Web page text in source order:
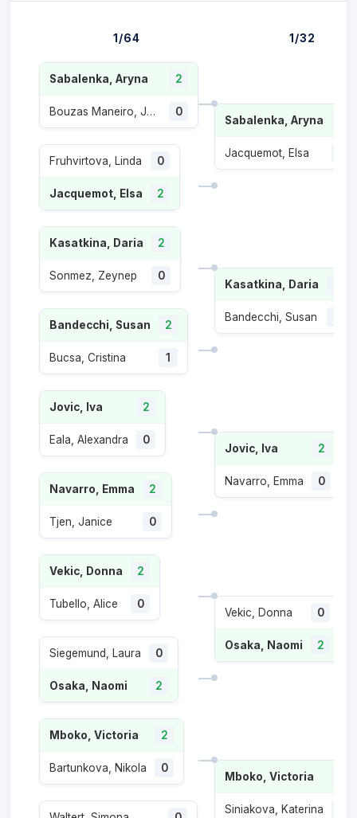
1/64
Sabalenka, Aryna 2
Bouzas Maneiro, Jessica 0
Fruhvirtova, Linda 0
Jacquemot, Elsa 2
Kasatkina, Daria 2
Sonmez, Zeynep 0
Bandecchi, Susan 2
Bucsa, Cristina 1
Jovic, Iva 2
Eala, Alexandra 0
Navarro, Emma 2
Tjen, Janice 0
Vekic, Donna 2
Tubello, Alice 0
Siegemund, Laura 0
Osaka, Naomi 2
Mboko, Victoria 2
Bartunkova, Nikola 0
1/32
Sabalenka, Aryna
Jacquemot, Elsa
Kasatkina, Daria
Bandecchi, Susan
Jovic, Iva 2
Navarro, Emma 0
Vekic, Donna 0
Osaka, Naomi 2
Mboko, Victoria
Siniakova, Katerina